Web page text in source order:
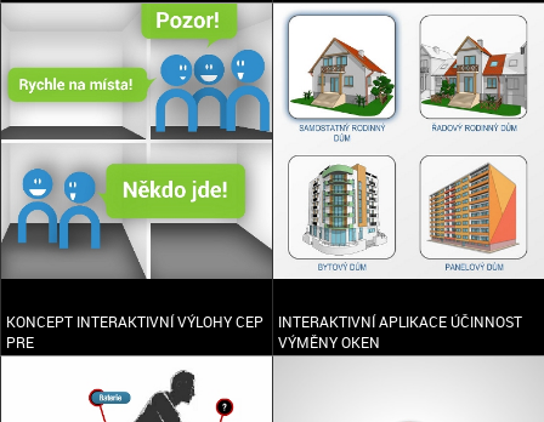
KONCEPT INTERAKTIVNÍ VÝLOHY CEP
PRE
INTERAKTIVNÍ APLIKACE ÚČINNOST
VÝMĚNY OKEN